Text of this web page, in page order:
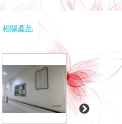
相關產品